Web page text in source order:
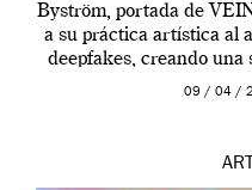
Byström, portada de
a su práctica artística al
deepfakes, creando una
09 / 04 /
ART